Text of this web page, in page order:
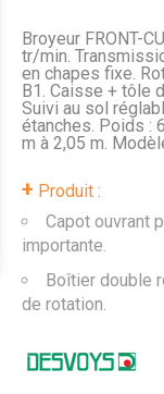
+ Produit :
Capot ouvrant
importante.
Boîtier double
de rotation.
Broyeur FRONT-
tr/min.
en chapes fixe.
B1. Caisse + tôle
Suivi au sol
étanches. Poids :
m à 2,05 m.